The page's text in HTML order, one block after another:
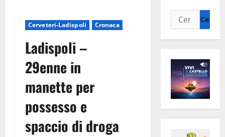
Cerveteri-Ladispoli Cronaca
Ladispoli –
29enne in
manette per
possesso e
spaccio di droga
Ricerca
per: